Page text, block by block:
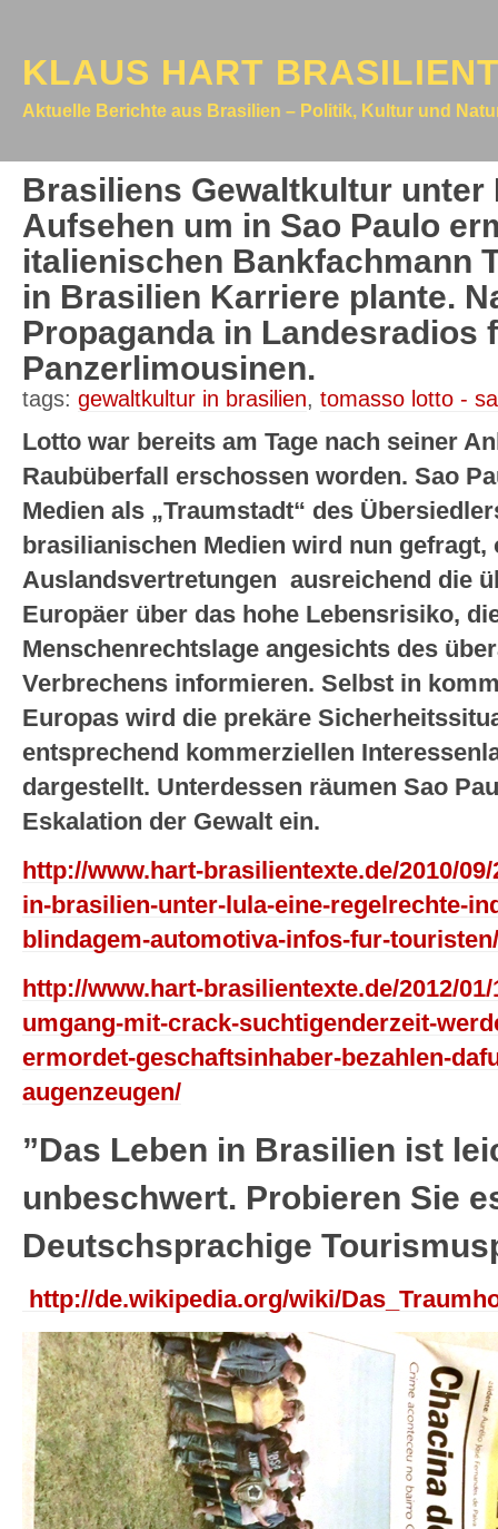
KLAUS HART
Aktuelle Berichte aus Brasilien – Politik, Kultur und
Brasiliens Gewaltkultur unter
Aufsehen um in Sao Paulo
italienischen Bankfachmann
in Brasilien Karriere plante.
Propaganda in Landesradios
Panzerlimousinen.
tags: gewaltkultur in brasilien, tomasso lotto -
Lotto war bereits am Tage nach seiner
Raubüberfall erschossen worden. Sao
Medien als „Traumstadt“ des
brasilianischen Medien wird nun gefragt,
Auslandsvertretungen ausreichend die
Europäer über das hohe Lebensrisiko,
Menschenrechtslage angesichts des
Verbrechens informieren. Selbst in
Europas wird die prekäre
entsprechend kommerziellen
dargestellt. Unterdessen räumen Sao
Eskalation der Gewalt ein.
http://www.hart-brasilientexte.de/2010/
in-brasilien-unter-lula-eine-regelrechte-
blindagem-automotiva-infos-fur-touristen/
http://www.hart-brasilientexte.de/2012/
umgang-mit-crack-suchtigenderzeit-
ermordet-geschaftsinhaber-bezahlen-
augenzeugen/
”Das Leben in Brasilien ist
unbeschwert. Probieren Sie
Deutschsprachige
http://de.wikipedia.org/wiki/